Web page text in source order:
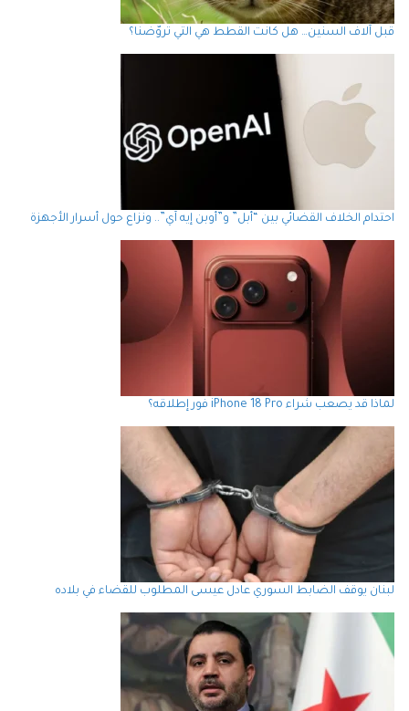
قبل آلاف السنين… هل كانت القطط هي التي تروّضنا؟
احتدام الخلاف القضائي بين “أبل” و”أوبن إيه آي”.. ونزاع حول أسرار الأجهزة
لماذا قد يصعب شراء iPhone 18 Pro فور إطلاقه؟
لبنان يوقف الضابط السوري عادل عيسى المطلوب للقضاء في بلاده